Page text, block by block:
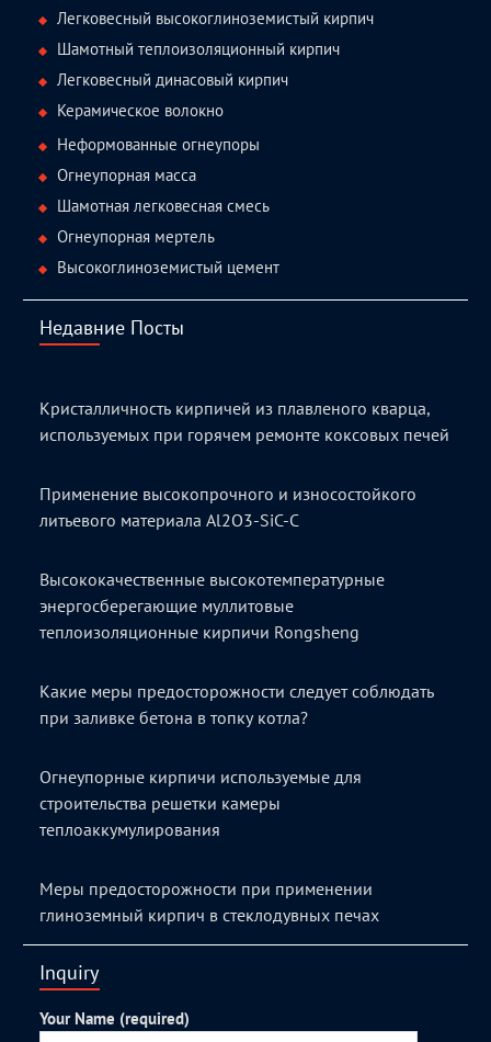
Легковесный высокоглиноземистый кирпич
Шамотный теплоизоляционный кирпич
Легковесный динасовый кирпич
Керамическое волокно
Неформованные огнеупоры
Огнеупорная масса
Шамотная легковесная смесь
Огнеупорная мертель
Высокоглиноземистый цемент
Недавние Посты
Кристалличность кирпичей из плавленого кварца,
используемых при горячем ремонте коксовых печей
Применение высокопрочного и износостойкого
литьевого материала Al2O3-SiC-C
Высококачественные высокотемпературные
энергосберегающие муллитовые
теплоизоляционные кирпичи Rongsheng
Какие меры предосторожности следует соблюдать
при заливке бетона в топку котла?
Огнеупорные кирпичи используемые для
строительства решетки камеры
теплоаккумулирования
Меры предосторожности при применении
глиноземный кирпич в стеклодувных печах
Inquiry
Your Name (required)